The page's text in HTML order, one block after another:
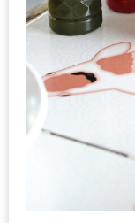
บัตร
รับ
ประทาน
บุฟเฟ่ต์
เชียงใหม่